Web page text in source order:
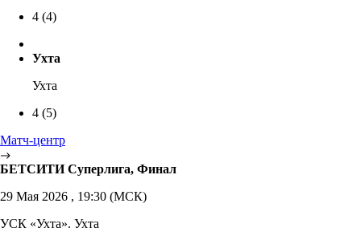
4 (4)
Ухта
Ухта
4 (5)
Матч-центр
БЕТСИТИ Суперлига, Финал
29 Мая 2026 , 19:30 (МСК)
УСК «Ухта». Ухта